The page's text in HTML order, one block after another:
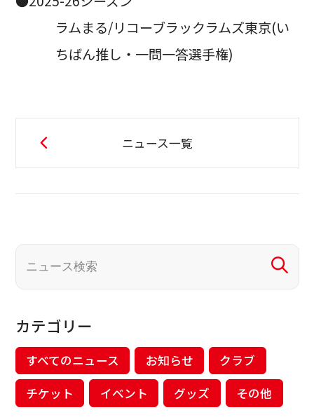
ラムまる/リコーブラックラムズ東京(い
ちばん推し・一問一答選手権)
ニュース一覧
カテゴリー
すべてのニュース お知らせ
クラブ
チケット
イベント グッズ その他